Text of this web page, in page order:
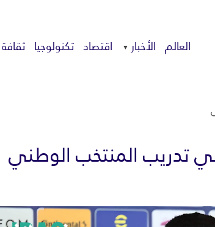
العالم الأخبار اقتصاد تكنولوجيا ثقافة
تدريب المنتخب الوطني